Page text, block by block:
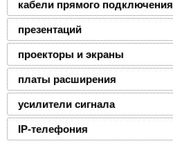
кабели прямого подключения
презентаций
проекторы и экраны
платы расширения
усилители сигнала
IP-телефония